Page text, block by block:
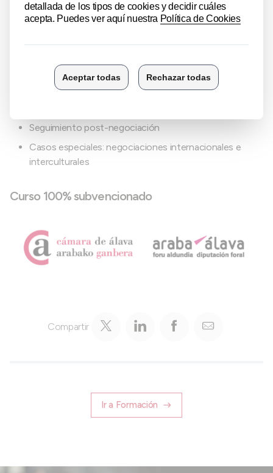
Diseño del plan de negociación y conformación del
Estilos de negociación
Seguimiento post-negociación
Casos especiales: negociaciones internacionales e
interculturales
Curso 100% subvencionado
Compartir
Ir a Formación